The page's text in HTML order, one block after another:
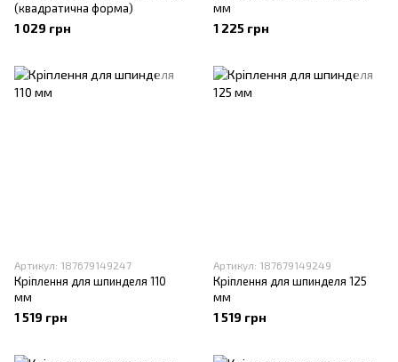
(квадратична форма)
1 029 грн
мм
1 225 грн
Артикул: 187679149247
Кріплення для шпинделя 110
мм
1 519 грн
Артикул: 187679149249
Кріплення для шпинделя 125
мм
1 519 грн